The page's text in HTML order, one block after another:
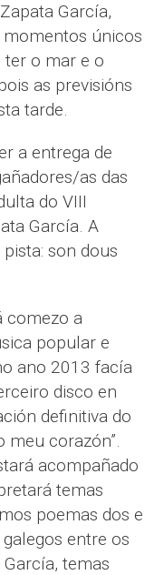
García,
momentos únicos
ter o mar e o
as previsións
tarde.
a entrega de
as das
do VIII
García. A
son dous
comezo a
popular e
ano 2013 facía
disco en
definitiva do
meu corazón”.
acompañado
temas
poemas dos e
entre os
temas